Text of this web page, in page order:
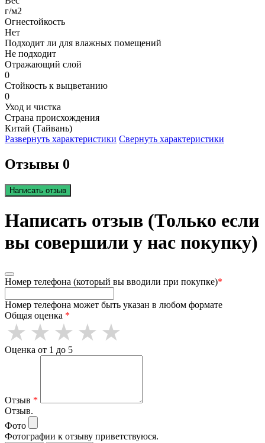
г/м2
Огнестойкость
Нет
Подходит ли для влажных помещений
Не подходит
Отражающий слой
0
Стойкость к выцветанию
0
Уход и чистка
Страна происхождения
Китай (Тайвань)
Развернуть характеристики Свернуть характеристики
Отзывы 0
Написать отзыв
Написать отзыв (Только если
вы совершили у нас покупку)
Номер телефона (который вы вводили при покупке)*
Номер телефона может быть указан в любом формате
Общая оценка *
Оценка от 1 до 5
Отзыв *
Отзыв.
Фото
Фотографии к отзыву приветствуюся.